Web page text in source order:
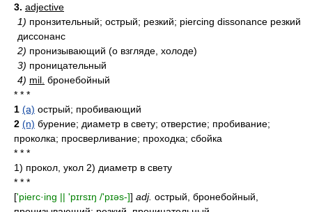
3. adjective
1) пронзительный; острый; резкий; piercing dissonance резкий
диссонанс
2) пронизывающий (о взгляде, холоде)
3) проницательный
4) mil. бронебойный
* * *
1 (a) острый; пробивающий
2 (n) бурение; диаметр в свету; отверстие; пробивание;
проколка; просверливание; проходка; сбойка
* * *
1) прокол, укол 2) диаметр в свету
* * *
['pierc·ing || 'pɪrsɪŋ /'pɪəs-]] adj. острый, бронебойный,